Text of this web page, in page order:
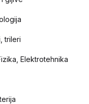
trileri
Elektrotehnika